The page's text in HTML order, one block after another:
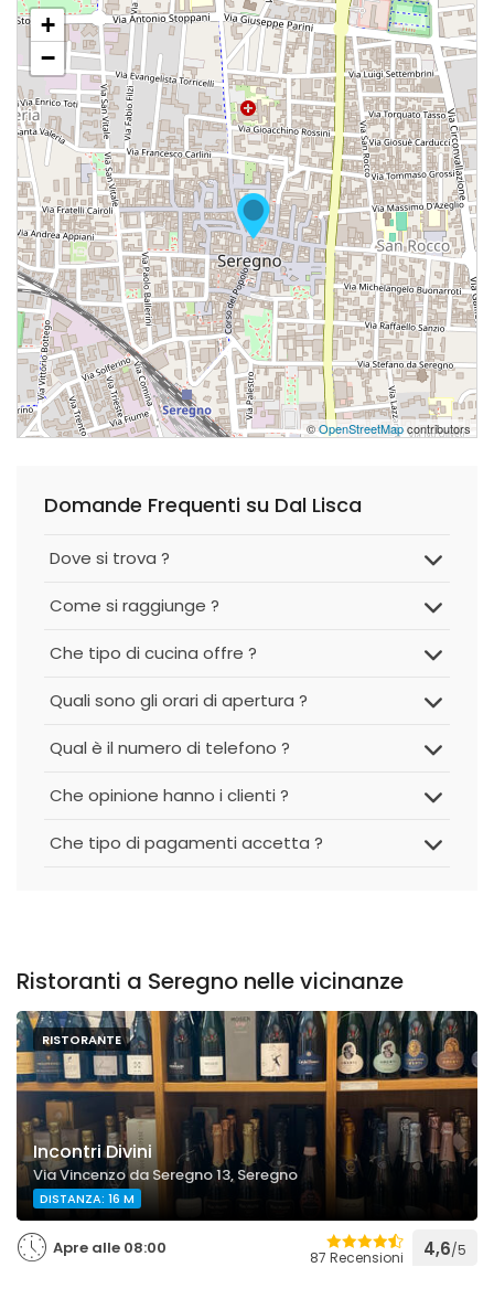
+
−
©OpenStreetMapcontributors
Domande Frequenti su Dal Lisca
Dove si trova ?
Come si raggiunge ?
Che tipo di cucina offre ?
Quali sono gli orari di apertura ?
Qual è il numero di telefono ?
Che opinione hanno i clienti ?
Che tipo di pagamenti accetta ?
Ristoranti a Seregno nelle vicinanze
RISTORANTE
Incontri Divini
Via Vincenzo da Seregno 13, Seregno
DISTANZA: 16 M
Apre alle 08:00 87 Recensioni 4,6/5